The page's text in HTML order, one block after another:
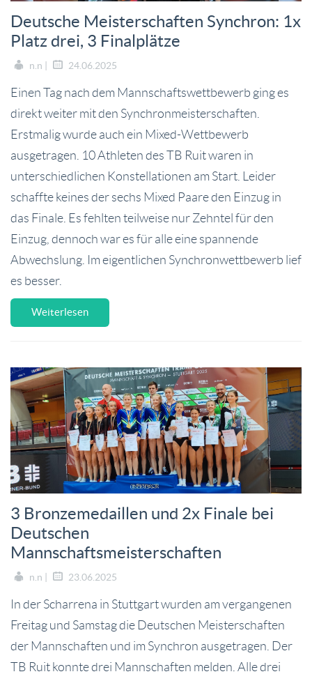
Deutsche Meisterschaften Synchron: 1x
Platz drei, 3 Finalplätze
n.n | 24.06.2025
Einen Tag nach dem Mannschaftswettbewerb ging es
direkt weiter mit den Synchronmeisterschaften.
Erstmalig wurde auch ein Mixed-Wettbewerb
ausgetragen. 10 Athleten des TB Ruit waren in
unterschiedlichen Konstellationen am Start. Leider
schaffte keines der sechs Mixed Paare den Einzug in
das Finale. Es fehlten teilweise nur Zehntel für den
Einzug, dennoch war es für alle eine spannende
Abwechslung. Im eigentlichen Synchronwettbewerb lief
es besser.
Weiterlesen
3 Bronzemedaillen und 2x Finale bei
Deutschen
Mannschaftsmeisterschaften
n.n | 23.06.2025
In der Scharrena in Stuttgart wurden am vergangenen
Freitag und Samstag die Deutschen Meisterschaften
der Mannschaften und im Synchron ausgetragen. Der
TB Ruit konnte drei Mannschaften melden. Alle drei